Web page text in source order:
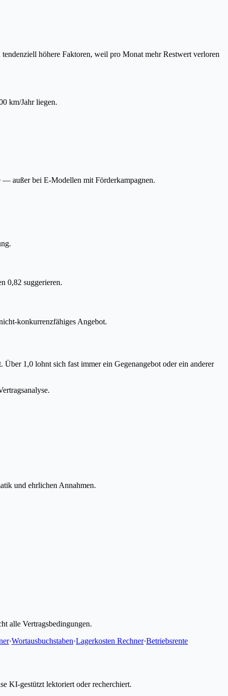
höhere Faktoren, weil pro Monat mehr Restwert verloren
km/Jahr liegen.
— außer bei E-Modellen mit Förderkampagnen.
0,82 suggerieren.
konkurrenzfähiges Angebot.
1,0 lohnt sich fast immer ein Gegenangebot oder ein anderer
und ehrlichen Annahmen.
alle Vertragsbedingungen.
·Wortausbuchstaben·Lagerkosten Rechner·Betriebsrente
KI-gestützt lektoriert oder recherchiert.